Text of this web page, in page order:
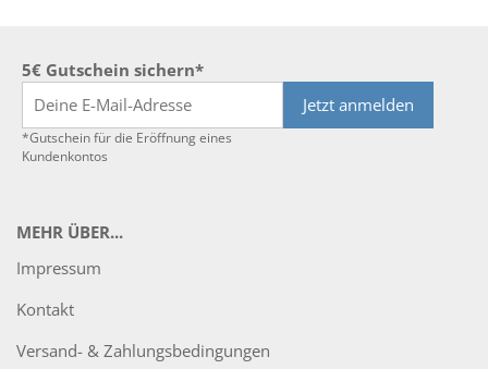
5€ Gutschein sichern*
Jetzt anmelden
*Gutschein für die Eröffnung eines
Kundenkontos
MEHR ÜBER...
Impressum
Kontakt
Versand- & Zahlungsbedingungen